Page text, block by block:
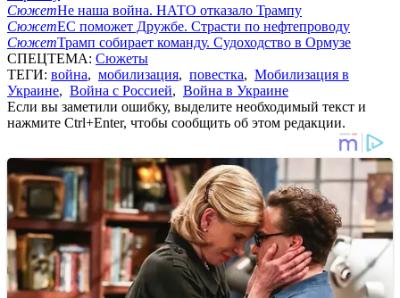
СюжетНе наша война. НАТО отказало Трампу
СюжетЕС поможет Дружбе. Страсти по нефтепроводу
СюжетТрамп собирает команду. Судоходство в Ормузе
СПЕЦТЕМА: Сюжеты
ТЕГИ: война, мобилизация, повестка, Мобилизация в
Украине, Война с Россией, Война в Украине
Если вы заметили ошибку, выделите необходимый текст и
нажмите Ctrl+Enter, чтобы сообщить об этом редакции.